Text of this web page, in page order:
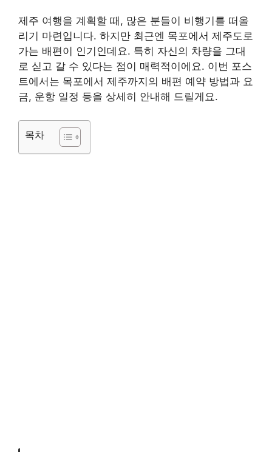
제주 여행을 계획할 때, 많은 분들이 비행기를 떠올
리기 마련입니다. 하지만 최근엔 목포에서 제주도로
가는 배편이 인기인데요. 특히 자신의 차량을 그대
로 싣고 갈 수 있다는 점이 매력적이에요. 이번 포스
트에서는 목포에서 제주까지의 배편 예약 방법과 요
금, 운항 일정 등을 상세히 안내해 드릴게요.
목차